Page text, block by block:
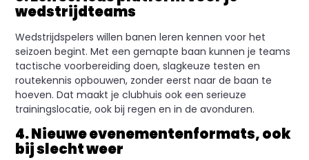
wedstrijdteams
Wedstrijdspelers willen banen leren kennen voor het
seizoen begint. Met een gemapte baan kunnen je teams
tactische voorbereiding doen, slagkeuze testen en
routekennis opbouwen, zonder eerst naar de baan te
hoeven. Dat maakt je clubhuis ook een serieuze
trainingslocatie, ook bij regen en in de avonduren.
4. Nieuwe evenementenformats, ook
bij slecht weer